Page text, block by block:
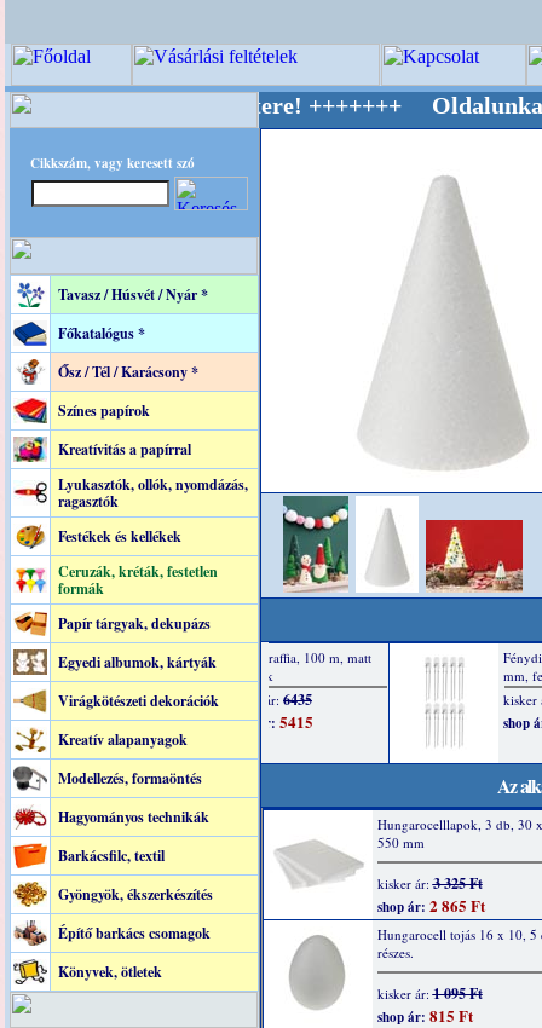
Cikkszám, vagy keresett szó
Tavasz / Húsvét / Nyár *
Főkatalógus *
Ősz / Tél / Karácsony *
Színes papírok
Kreatívitás a papírral
Lyukasztók, ollók, nyomdázás,
ragasztók
Festékek és kellékek
Ceruzák, kréták, festetlen
formák
Papír tárgyak, dekupázs
Egyedi albumok, kártyák
Virágkötészeti dekorációk
Kreatív alapanyagok
Modellezés, formaöntés
Hagyományos technikák
Barkácsfilc, textil
Gyöngyök, ékszerkészítés
Építő barkács csomagok
Könyvek, ötletek
Világ Mestere! +++++++ Oldalunkat
Az
Hungarocelllapok, 3 db, 30
550 mm
kisker ár:3 325 Ft
shop ár: 2 865 Ft
Hungarocell tojás 16 x 10, 5
részes.
kisker ár:1 095 Ft
shop ár: 815 Ft